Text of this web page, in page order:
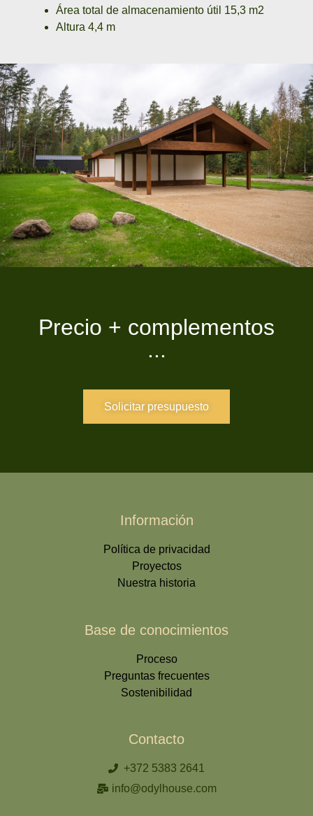
Área total de almacenamiento útil 15,3 m2
Altura 4,4 m
Precio + complementos
...
Solicitar presupuesto
Información
Política de privacidad
Proyectos
Nuestra historia
Base de conocimientos
Proceso
Preguntas frecuentes
Sostenibilidad
Contacto
+372 5383 2641
info@odylhouse.com